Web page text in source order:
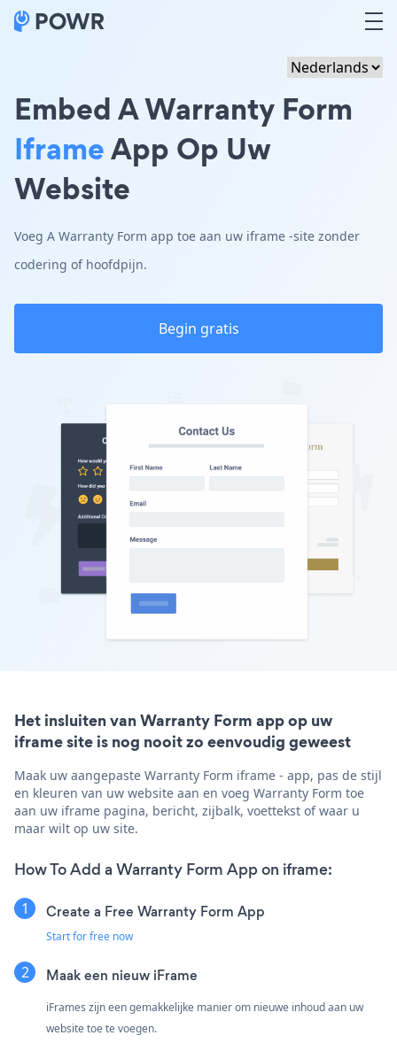
Embed A Warranty Form
IframeApp Op Uw
Website
Voeg A Warranty Form app toe aan uw iframe -site zonder
codering of hoofdpijn.
Begin gratis
Het insluiten van Warranty Form app op uw
iframe site is nog nooit zo eenvoudig geweest
Maak uw aangepaste Warranty Form iframe - app, pas de stijl
en kleuren van uw website aan en voeg Warranty Form toe
aan uw iframe pagina, bericht, zijbalk, voettekst of waar u
maar wilt op uw site.
How To Add a Warranty Form App on iframe:
Create a Free Warranty Form App
Start for free now
Maak een nieuw iFrame
iFrames zijn een gemakkelijke manier om nieuwe inhoud aan uw
website toe te voegen.